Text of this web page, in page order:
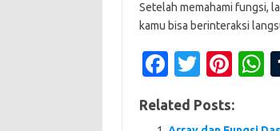
Setelah memahami fungsi,
kamu bisa berinteraksi
Fa
e
T
it
Pi
er
Related Posts: